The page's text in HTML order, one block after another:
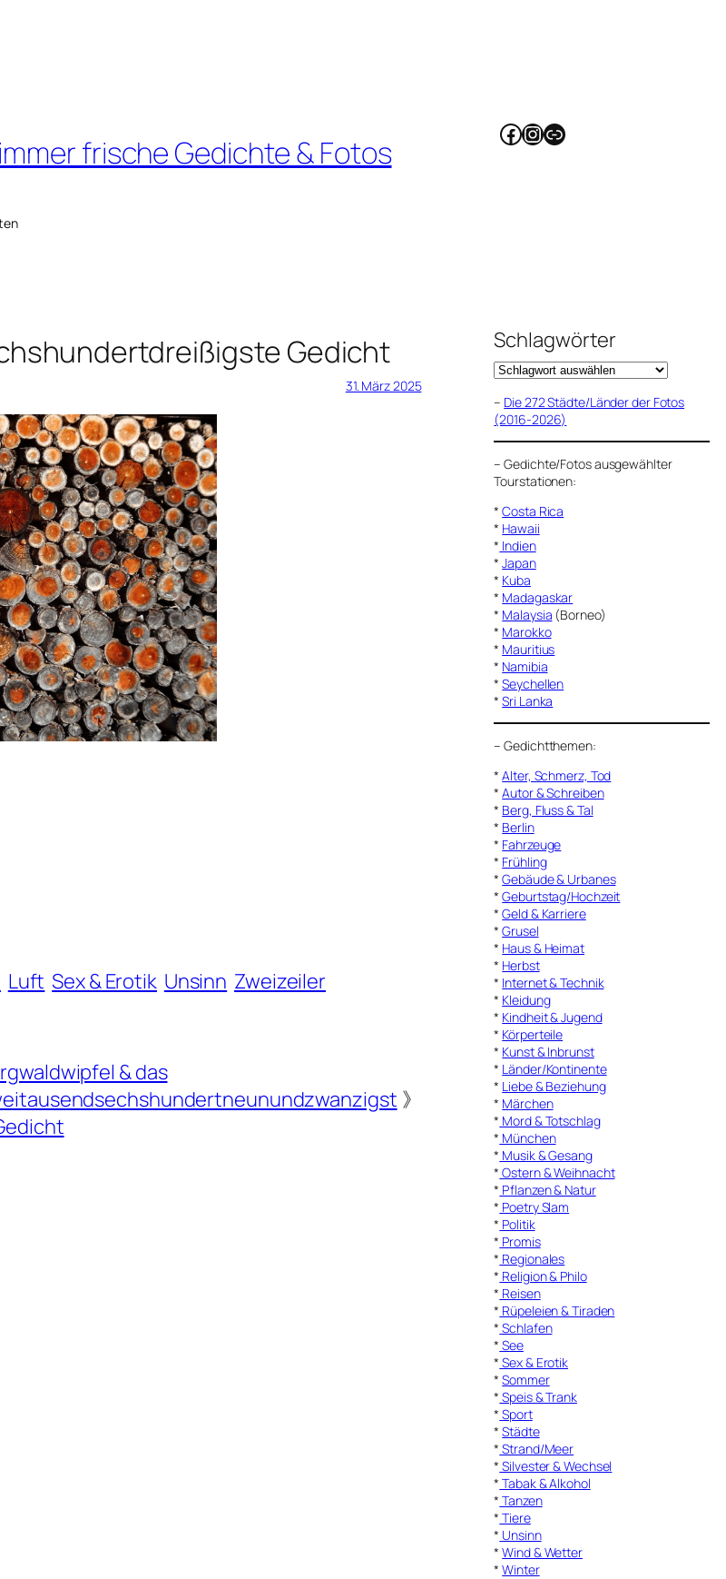
frische Gedichte & Fotos Facebook
Instagram
Link
Gedicht
31. März 2025
Luft Sex & Erotik Unsinn Zweizeiler
& das
》
Schlagwörter
– Die 272 Städte/Länder der Fotos
(2016-2026)
–Gedichte/Fotos ausgewählter
Tourstationen:
*Costa Rica
* Hawaii
* Indien
*Japan
* Kuba
* Madagaskar
* Malaysia (Borneo)
* Marokko
* Mauritius
* Namibia
*Seychellen
*Sri Lanka
–Gedichtthemen:
*Alter, Schmerz, Tod
*Autor & Schreiben
* Berg, Fluss & Tal
* Berlin
* Fahrzeuge
* Frühling
*Gebäude & Urbanes
*Geburtstag/Hochzeit
*Geld & Karriere
*Grusel
* Haus & Heimat
* Herbst
* Internet & Technik
* Kleidung
* Kindheit & Jugend
* Körperteile
* Kunst & Inbrunst
* Länder/Kontinente
* Liebe & Beziehung
* Märchen
* Mord & Totschlag
* München
* Musik & Gesang
* Ostern & Weihnacht
* Pflanzen & Natur
* Poetry Slam
* Politik
* Promis
* Regionales
* Religion & Philo
* Reisen
* Rüpeleien & Tiraden
* Schlafen
* See
* Sex & Erotik
*Sommer
* Speis & Trank
* Sport
*Städte
* Strand/Meer
* Silvester & Wechsel
* Tabak & Alkohol
* Tanzen
* Tiere
* Unsinn
*Wind & Wetter
*Winter